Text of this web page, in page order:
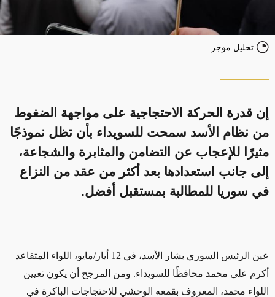
تحليل موجز
إن قدرة الحركة الاحتجاجية على مواجهة الضغوط
من نظام الأسد سمحت للسويداء بأن تظل نموذجًا
مثيرًا للإعجاب عن التضامن والمثابرة والشجاعة،
إلى جانب استعدادها بعد أكثر من عقد من النزاع
في سوريا للمطالبة بمستقبل أفضل.
عين الرئيس السوري بشار الأسد، في 12 أيار/مايو، اللواء المتقاعد
أكرم علي محمد محافظًا للسويداء. ومن المرجح أن يكون تعيين
اللواء محمد، المعروف بقمعه الوحشي للاحتجاجات الباكرة في